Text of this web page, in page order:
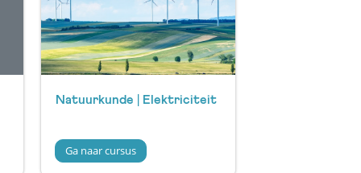
Natuurkunde | Elektriciteit
Ga naar cursus